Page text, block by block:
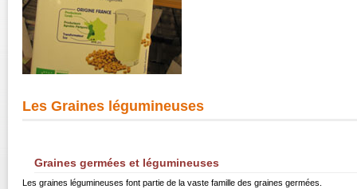
Les Graines légumineuses
Graines germées et légumineuses
Les graines légumineuses font partie de la vaste famille des graines germées.